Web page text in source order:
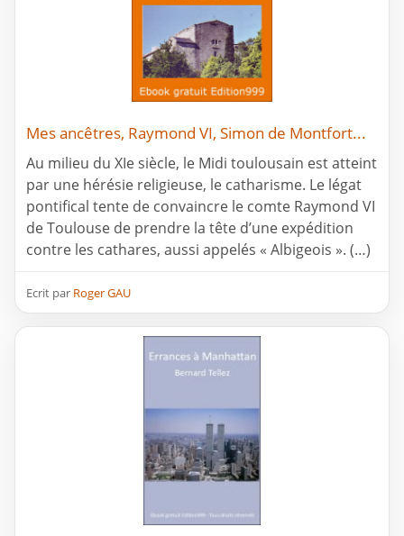
Mes ancêtres, Raymond VI, Simon de Montfort...
Au milieu du XIe siècle, le Midi toulousain est atteint
par une hérésie religieuse, le catharisme. Le légat
pontifical tente de convaincre le comte Raymond VI
de Toulouse de prendre la tête d’une expédition
contre les cathares, aussi appelés « Albigeois ». (…)
Ecrit par Roger GAU